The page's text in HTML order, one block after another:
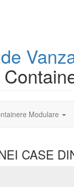
de
Modulare
CASE